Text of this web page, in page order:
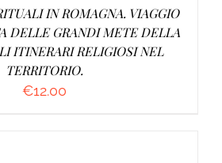
IN ROMAGNA. VIAGGIO
DELLE GRANDI METE DELLA
ITINERARI RELIGIOSI NEL
TERRITORIO.
€12.00